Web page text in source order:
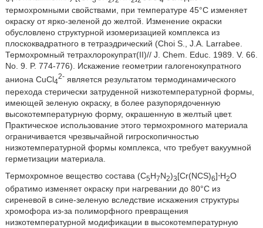
термохромными свойствами, при температуре 45°С изменяет
окраску от ярко-зеленой до желтой. Изменение окраски
обусловлено структурной изомеризацией комплекса из
плоскоквадратного в тетраэдрический (Choi S., J.A. Larrabee.
Термохромный тетрахлорокупрат(II)// J. Chem. Educ. 1989. V. 66.
No. 9. P. 774-776). Искажение геометрии галогенокупратного
аниона CuCl4
2-является результатом термодинамического
перехода стерически затруденной низкотемпературной формы,
имеющей зеленую окраску, в более разупорядоченную
высокотемпературную форму, окрашенную в желтый цвет.
Практическое использование этого термохромного материала
ограничивается чрезвычайной гигроскопичностью
низкотемпературной формы комплекса, что требует вакуумной
герметизации материала.
Термохромное вещество состава (C5H7N2)3[Cr(NCS)6]⋅H2O
обратимо изменяет окраску при нагревании до 80°С из
сиреневой в сине-зеленую вследствие искажения структуры
хромофора из-за полиморфного превращения
низкотемпературной модификации в высокотемпературную